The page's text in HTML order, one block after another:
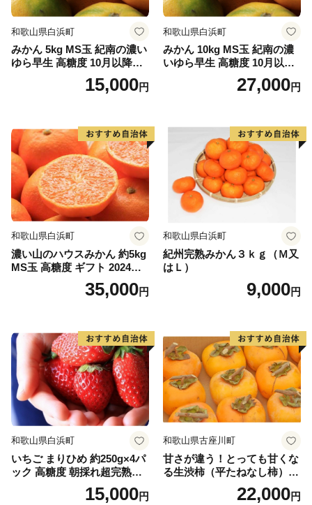
和歌山県白浜町
みかん 5kg MS玉 紀南の濃い
ゆら早生 高糖度 10月以降発
送 マルチ被覆栽培15,000円
和歌山県白浜町
みかん 10kg MS玉 紀南の濃
いゆら早生 高糖度 10月以降
発送 マルチ被覆栽培27,000円
和歌山県白浜町
濃い山のハウスみかん 約5kg
MS玉 高糖度 ギフト 2024年7
35,000円
和歌山県白浜町
紀州完熟みかん３ｋｇ（Ｍ又
はＬ）
9,000円
和歌山県白浜町
いちご まりひめ 約250g×4パ
ック 高糖度 朝採れ超完熟ま
りひめ 1月以降発送分
15,000円
和歌山県古座川町
甘さが違う！とっても甘くな
る生渋柿（平たねなし柿）吊
ップ付約4.5～5kg 約24～30
22,000円